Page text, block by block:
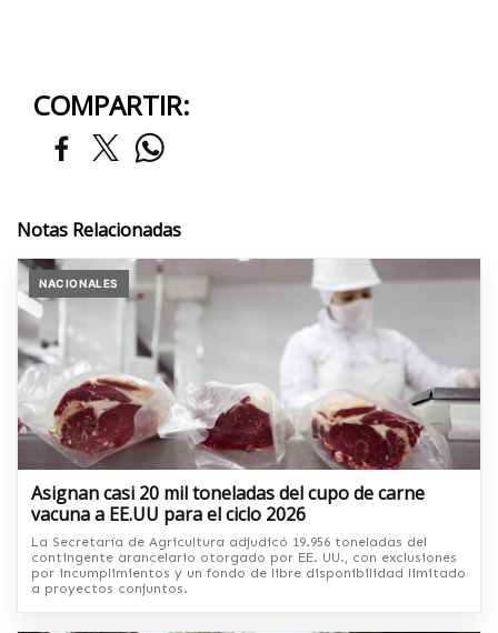
COMPARTIR:
Notas Relacionadas
NACIONALES
Asignan casi 20 mil toneladas del cupo de carne
vacuna a EE.UU para el ciclo 2026
La Secretaría de Agricultura adjudicó 19.956 toneladas del
contingente arancelario otorgado por EE. UU., con exclusiones
por incumplimientos y un fondo de libre disponibilidad limitado
a proyectos conjuntos.